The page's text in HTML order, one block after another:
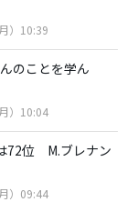
）10:39
のことを学ん
）10:04
72位 M.ブレナン
）09:44